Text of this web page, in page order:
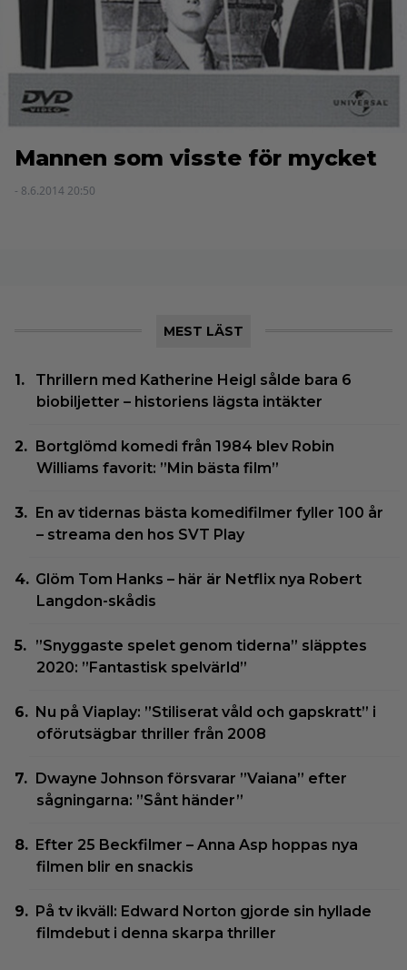
Mannen som visste för mycket
- 8.6.2014 20:50
MEST LÄST
Thrillern med Katherine Heigl sålde bara 6
biobiljetter – historiens lägsta intäkter
Bortglömd komedi från 1984 blev Robin
Williams favorit: ”Min bästa film”
En av tidernas bästa komedifilmer fyller 100 år
– streama den hos SVT Play
Glöm Tom Hanks – här är Netflix nya Robert
Langdon-skådis
”Snyggaste spelet genom tiderna” släpptes
2020: ”Fantastisk spelvärld”
Nu på Viaplay: ”Stiliserat våld och gapskratt” i
oförutsägbar thriller från 2008
Dwayne Johnson försvarar ”Vaiana” efter
sågningarna: ”Sånt händer”
Efter 25 Beckfilmer – Anna Asp hoppas nya
filmen blir en snackis
På tv ikväll: Edward Norton gjorde sin hyllade
filmdebut i denna skarpa thriller